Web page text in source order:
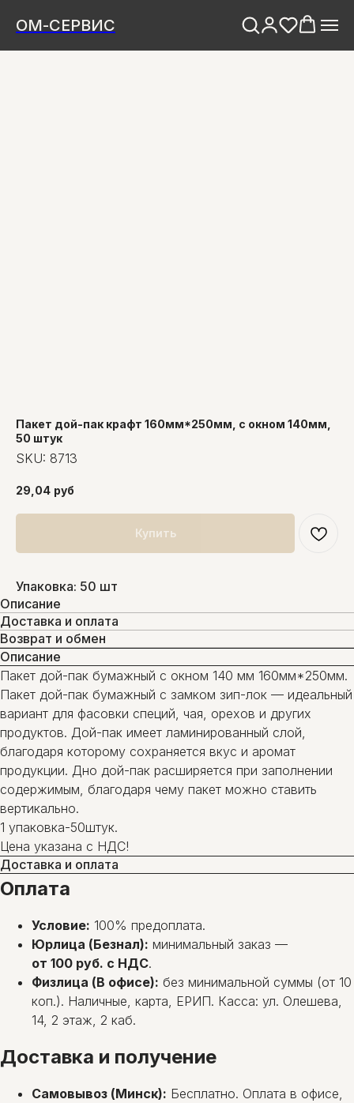
ОМ-СЕРВИС
Пакет дой-пак крафт 160мм*250мм, с окном 140мм,
50 штук
SKU: 8713
29,04 руб
Купить
Упаковка: 50 шт
Описание
Доставка и оплата
Возврат и обмен
Описание
Пакет дой-пак бумажный с окном 140 мм 160мм*250мм.
Пакет дой-пак бумажный с замком зип-лок — идеальный
вариант для фасовки специй, чая, орехов и других
продуктов. Дой-пак имеет ламинированный слой,
благодаря которому сохраняется вкус и аромат
продукции. Дно дой-пак расширяется при заполнении
содержимым, благодаря чему пакет можно ставить
вертикально.
1 упаковка-50штук.
Цена указана с НДС!
Доставка и оплата
Оплата
Условие: 100% предоплата.
Юрлица (Безнал): минимальный заказ —
от 100 руб. с НДС.
Физлица (В офисе): без минимальной суммы (от 10
коп.). Наличные, карта, ЕРИП. Касса: ул. Олешева,
14, 2 этаж, 2 каб.
Доставка и получение
Самовывоз (Минск): Бесплатно. Оплата в офисе,